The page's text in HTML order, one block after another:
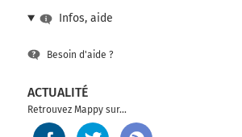
Voie Georges Pompidou
200 km
Infos, aide
Besoin d'aide ?
ACTUALITÉ
Retrouvez Mappy sur...